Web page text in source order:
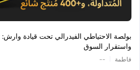
بولصة الاحتياطي الفيدرالي تحت قيادة
واستقرار السوق
فاطمة --